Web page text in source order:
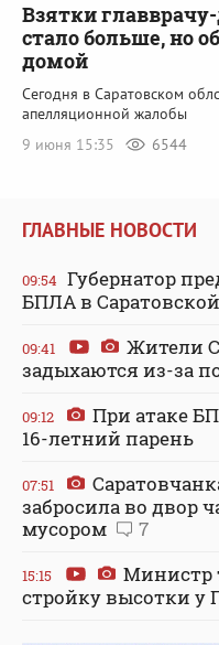
Взятки
стало больше, но
домой
Сегодня в Саратовском
апелляционной жалобы
9 июня 15:35
6544
ГЛАВНЫЕ НОВОСТИ
09:54 Губернатор
БПЛА в
09:41
Жители
задыхаются из-за
09:12
При атаке
16-летний парень
07:51
забросила во двор
мусором
7
15:15
Министр
стройку высотки у